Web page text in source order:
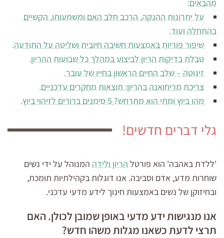
מהבאים:
על יתרונות ההנקה, הרכב חלב האם ומשמעותו, הקשיים
בהתחלה ועוד.
שיפור פוריות באמצעות חשיבה חיובית ושליטה על התודעה.
טבלת בדיקות הריון לביצוע במהלך כל שבועות ההריון.
זיגוטה – שלב החיים הראשון בחייו של עובר.
צריכת מריחואנה בהריון: תוצאות מחקרים עדכניים.
מהו ביוץ ומתי הוא מתרחש? 5 סימנים ברורים לזיהוי ביוץ.
גלי דברים חדשים!
'ללדת באהבה' הוא פורטל הריון ולידה המנוהל על ידי נשים
שוחרות מדע, אדם וסביבה. אנו דוגלות בקהילתיות תומכת,
ובחיזוקן של נשים באמצעות חינוך לידע מדעי עדכני.
אנו מנגישות ידע מדעי באופן שמובן לכולן. האם
תרצי לדעת כשאנו מגלות משהו חדש?